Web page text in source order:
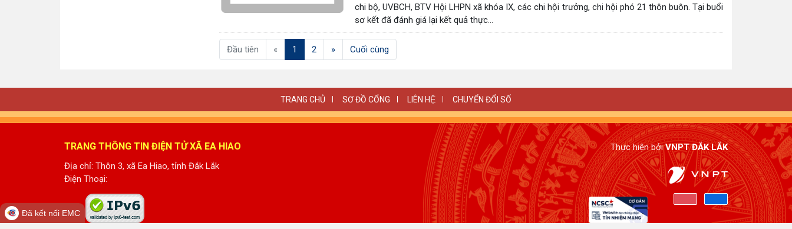
chi bộ, UVBCH, BTV Hội LHPN xã khóa IX, các chi hội trưởng, chi hội phó 21 thôn buôn. Tại buổi
sơ kết đã đánh giá lại kết quả thực...
Đầu tiên « 1 (current)
2 » Cuối cùng
TRANG CHỦ SƠ ĐỒ CỔNG LIÊN HỆ CHUYỂN ĐỔI SỐ
TRANG THÔNG TIN ĐIỆN TỬ XÃ EA HIAO
Địa chỉ: Thôn 3, xã Ea Hiao, tỉnh Đắk Lắk
Điện Thoại:
Thực hiện bởiVNPT ĐẮK LẮK
Đã kết nối EMC